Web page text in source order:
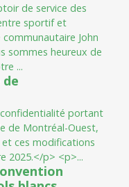
toir de service des
ntre sportif et
communautaire John
s sommes heureux de
tre ...
confdentialité portant
e de Montréal-Ouest,
et ces modifcations
e 2025.</p> <p>...